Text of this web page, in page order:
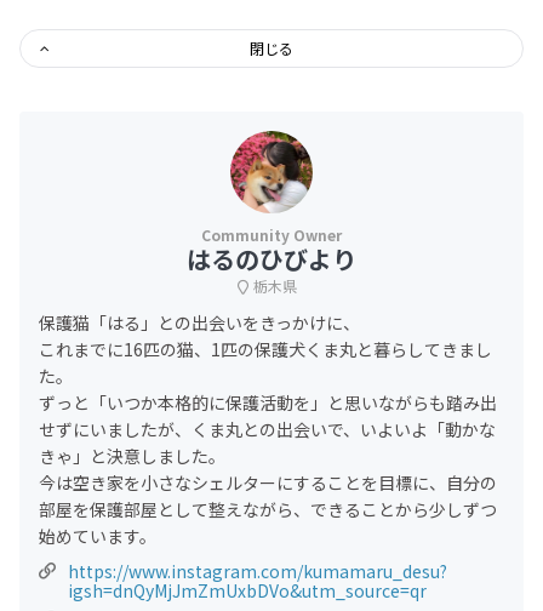
閉じる
はるのひびより
栃木県
保護猫「はる」との出会いをきっかけに、
これまでに16匹の猫、1匹の保護犬くま丸と暮らしてきまし
た。
ずっと「いつか本格的に保護活動を」と思いながらも踏み出
せずにいましたが、くま丸との出会いで、いよいよ「動かな
きゃ」と決意しました。
今は空き家を小さなシェルターにすることを目標に、自分の
部屋を保護部屋として整えながら、できることから少しずつ
始めています。
https://www.instagram.com/kumamaru_desu?
igsh=dnQyMjJmZmUxbDVo&utm_source=qr